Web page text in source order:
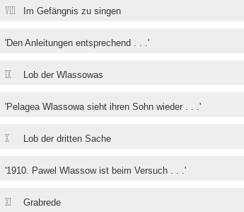
VIII Im Gefängnis zu singen
'Den Anleitungen entsprechend . . .'
IX Lob der Wlassowas
'Pelagea Wlassowa sieht ihren Sohn wieder . . .'
X Lob der dritten Sache
'1910. Pawel Wlassow ist beim Versuch . . .'
XI Grabrede